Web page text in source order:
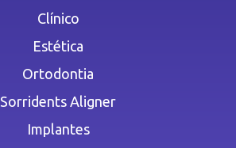
Clínico
Estética
Ortodontia
Sorridents Aligner
Implantes